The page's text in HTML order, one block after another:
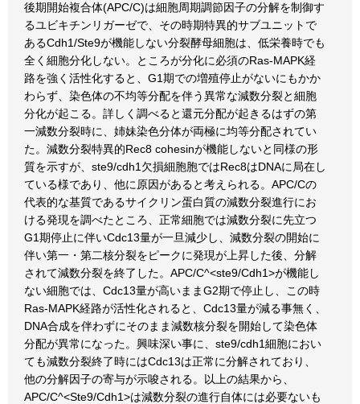
後期開始複合体(APC/C)は細胞周期調節因子の分解を制御す
るユビキチンリガーゼで、その時期特異的サブユニットで
あるCdh1/Ste9が機能しない分裂酵母細胞は、低栄養時でも
全く細胞分化しない。ところが分化に必須のRas-MAPK経
路を強く活性化すると、G1期での増殖停止がないにもかか
わらず、染色体の不均等分配を伴う異常な減数分裂と細胞
分化が起こる。詳しく調べると還元分配が起きるはずの第
一減数分裂時に、姉妹染色分体が両極に均等分配されてい
た。減数分裂特異的Rec8 cohesinが機能しないと同様の形
質を示すが、ste9/cdh1欠損細胞胞ではRec8はDNAに局在し
ている様であり、他に原因があると考えられる。APC/Cの
代表的な基質であるサイクリン蛋白質の減数分裂進行にお
ける発現を調べたところ、正常細胞では減数分裂に先立つ
G1期停止に伴いCdc13量が一旦減少し、減数分裂の開始に
伴い第一・第二核分裂をピークに発現が上昇した後、分解
されて減数分裂を終了した。APC/C^<ste9/Cdh1>が機能し
ない細胞では、Cdc13量が高いままG2期で停止し、この時
Ras-MAPK経路が活性化されると、Cdc13量が減る事無く、
DNA合成を伴わずにそのまま減数核分裂を開始して染色体
分配が異常になった。興味深い事に、ste9/cdh1細胞におい
ても減数分裂終了時にはCdc13は正常に分解されており、
他の分解因子の寄与が示唆される。以上の結果から、
APC/C^<Ste9/Cdh1>は減数分裂の進行自体には必要ないも